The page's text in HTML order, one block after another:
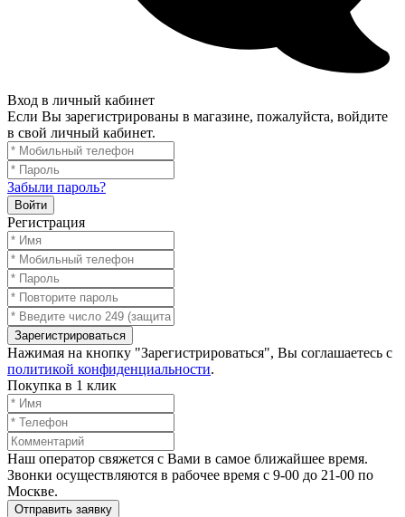
Вход в личный кабинет
Если Вы зарегистрированы в магазине, пожалуйста, войдите
в свой личный кабинет.
Забыли пароль?
Войти
Регистрация
Зарегистрироваться
Нажимая на кнопку "Зарегистрироваться", Вы соглашаетесь с
политикой конфиденциальности.
Покупка в 1 клик
Наш оператор свяжется с Вами в самое ближайшее время.
Звонки осуществляются в рабочее время с 9-00 до 21-00 по
Москве.
Отправить заявку